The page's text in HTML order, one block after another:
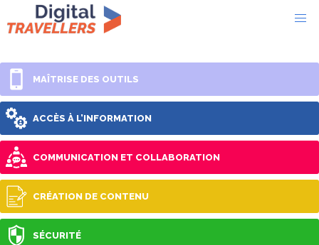
MAÎTRISE DES OUTILS
ACCÈS À L’INFORMATION
COMMUNICATION ET COLLABORATION
CRÉATION DE CONTENU
SÉCURITÉ